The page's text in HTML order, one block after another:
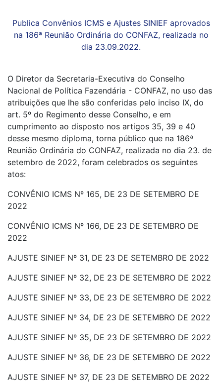
Publica Convênios ICMS e Ajustes SINIEF aprovados
na 186ª Reunião Ordinária do CONFAZ, realizada no
dia 23.09.2022.
O Diretor da Secretaria-Executiva do Conselho
Nacional de Política Fazendária - CONFAZ, no uso das
atribuições que lhe são conferidas pelo inciso IX, do
art. 5º do Regimento desse Conselho, e em
cumprimento ao disposto nos artigos 35, 39 e 40
desse mesmo diploma, torna público que na 186ª
Reunião Ordinária do CONFAZ, realizada no dia 23. de
setembro de 2022, foram celebrados os seguintes
atos:
CONVÊNIO ICMS Nº 165, DE 23 DE SETEMBRO DE
2022
CONVÊNIO ICMS Nº 166, DE 23 DE SETEMBRO DE
2022
AJUSTE SINIEF Nº 31, DE 23 DE SETEMBRO DE 2022
AJUSTE SINIEF Nº 32, DE 23 DE SETEMBRO DE 2022
AJUSTE SINIEF Nº 33, DE 23 DE SETEMBRO DE 2022
AJUSTE SINIEF Nº 34, DE 23 DE SETEMBRO DE 2022
AJUSTE SINIEF Nº 35, DE 23 DE SETEMBRO DE 2022
AJUSTE SINIEF Nº 36, DE 23 DE SETEMBRO DE 2022
AJUSTE SINIEF Nº 37, DE 23 DE SETEMBRO DE 2022